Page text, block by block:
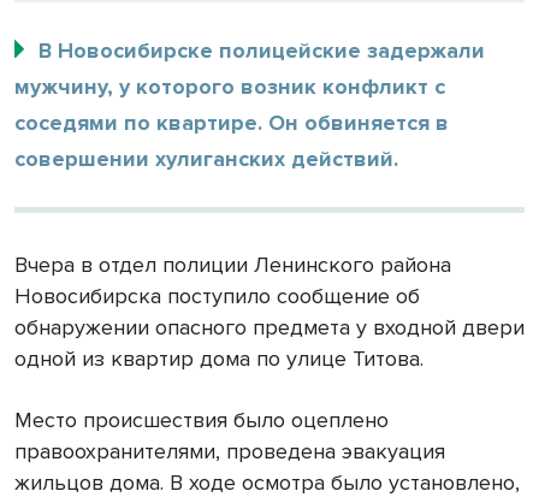
В Новосибирске полицейские задержали
мужчину, у которого возник конфликт с
соседями по квартире. Он обвиняется в
совершении хулиганских действий.
Вчера в отдел полиции Ленинского района
Новосибирска поступило сообщение об
обнаружении опасного предмета у входной двери
одной из квартир дома по улице Титова.
Место происшествия было оцеплено
правоохранителями, проведена эвакуация
жильцов дома. В ходе осмотра было установлено,